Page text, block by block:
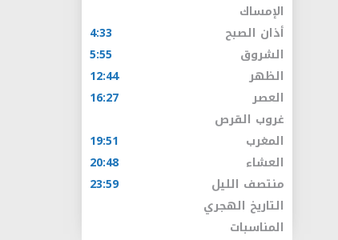
الإمساك
أذان الصبح
4:33
الشروق
5:55
الظهر
12:44
العصر
16:27
غروب القرص
المغرب
19:51
العشاء
20:48
منتصف الليل
23:59
التاريخ الهجري
المناسبات